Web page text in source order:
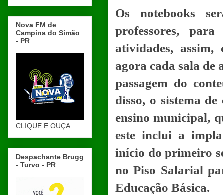
Os notebooks
professores,
atividades, assim,
agora cada sala de
passagem do
disso, o sistema
ensino municipal,
este inclui a
início do primeiro
no Piso Salarial
Educação Básica.
Nova FM de
Campina do Simão
- PR
CLIQUE E OUÇA...
Despachante Brugg
- Turvo - PR